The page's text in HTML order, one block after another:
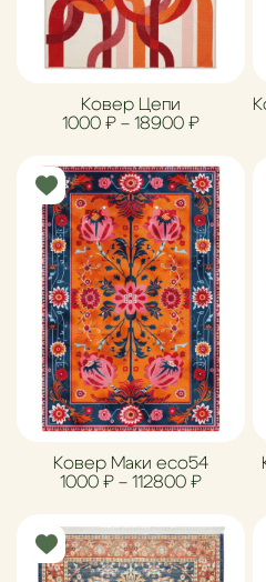
Ковер Цепи
1000 ₽ – 18900 ₽
Ковер Маки eco54
1000 ₽ – 112800 ₽